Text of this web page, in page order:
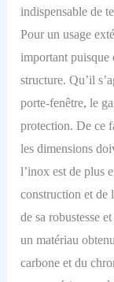
indispensable de
Pour un usage
important puisque
structure. Qu’il
porte-fenêtre, le
protection. De ce
les dimensions
l’inox est de plus
construction et de
de sa robustesse
un matériau
carbone etdu